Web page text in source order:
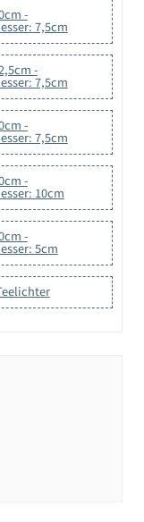
-
7,5cm
-
7,5cm
-
7,5cm
-
10cm
-
5cm